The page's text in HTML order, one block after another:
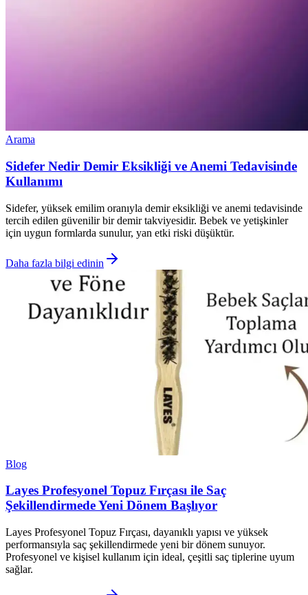
Arama
Sidefer Nedir Demir Eksikliği ve Anemi Tedavisinde
Kullanımı
Sidefer, yüksek emilim oranıyla demir eksikliği ve anemi tedavisinde
tercih edilen güvenilir bir demir takviyesidir. Bebek ve yetişkinler
için uygun formlarda sunulur, yan etki riski düşüktür.
Daha fazla bilgi edinin
Blog
Layes Profesyonel Topuz Fırçası ile Saç
Şekillendirmede Yeni Dönem Başlıyor
Layes Profesyonel Topuz Fırçası, dayanıklı yapısı ve yüksek
performansıyla saç şekillendirmede yeni bir dönem sunuyor.
Profesyonel ve kişisel kullanım için ideal, çeşitli saç tiplerine uyum
sağlar.